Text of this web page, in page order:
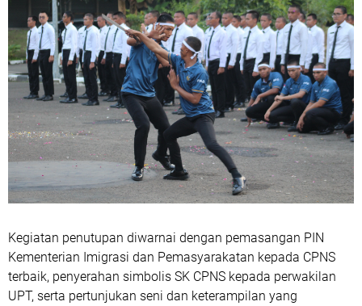
Kegiatan penutupan diwarnai dengan pemasangan PIN
Kementerian Imigrasi dan Pemasyarakatan kepada CPNS
terbaik, penyerahan simbolis SK CPNS kepada perwakilan
UPT, serta pertunjukan seni dan keterampilan yang